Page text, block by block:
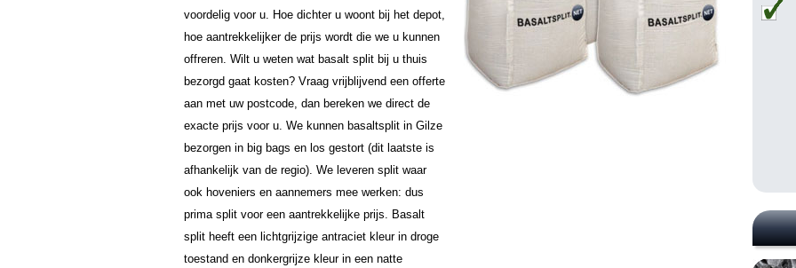
voordelig voor u. Hoe dichter u woont bij het depot,
hoe aantrekkelijker de prijs wordt die we u kunnen
offreren. Wilt u weten wat basalt split bij u thuis
bezorgd gaat kosten? Vraag vrijblijvend een offerte
aan met uw postcode, dan bereken we direct de
exacte prijs voor u. We kunnen basaltsplit in Gilze
bezorgen in big bags en los gestort (dit laatste is
afhankelijk van de regio). We leveren split waar
ook hoveniers en aannemers mee werken: dus
prima split voor een aantrekkelijke prijs. Basalt
split heeft een lichtgrijzige antraciet kleur in droge
toestand en donkergrijze kleur in een natte